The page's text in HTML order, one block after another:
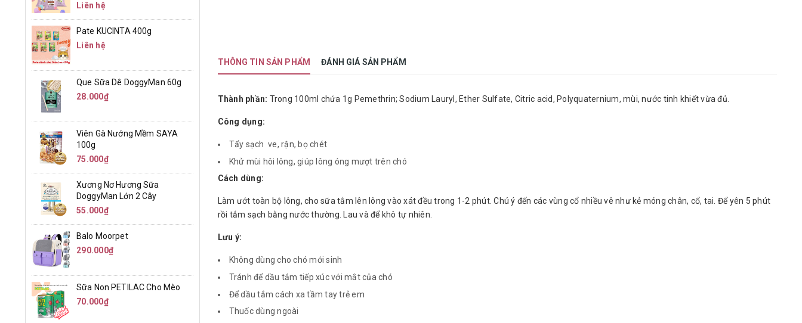
THÔNG TIN SẢN PHẨM ĐÁNH GIÁ SẢN PHẨM
Thành phần: Trong 100ml chứa 1g Pemethrin; Sodium Lauryl, Ether Sulfate, Citric acid, Polyquaternium, mùi, nước tinh khiết vừa đủ.
Công dụng:
Tẩy sạch ve, rận, bọ chét
Khử mùi hôi lông, giúp lông óng mượt trên chó
Cách dùng:
Làm ướt toàn bộ lông, cho sữa tắm lên lông vào xát đều trong 1-2 phút. Chú ý đến các vùng cổ nhiều vê như kẻ móng chân, cổ, tai. Để yên 5 phút
rồi tắm sạch bằng nước thường. Lau và để khô tự nhiên.
Lưu ý:
Không dùng cho chó mới sinh
Tránh để dầu tắm tiếp xúc với mắt của chó
Để dầu tắm cách xa tầm tay trẻ em
Thuốc dùng ngoài
Liên hệ
Pate KUCINTA 400g
Liên hệ
Que Sữa Dê DoggyMan 60g
28.000₫
Viên Gà Nướng Mềm SAYA
100g
75.000₫
Xương Nơ Hương Sữa
DoggyMan Lớn 2 Cây
55.000₫
Balo Moorpet
290.000₫
Sữa Non PETILAC Cho Mèo
70.000₫